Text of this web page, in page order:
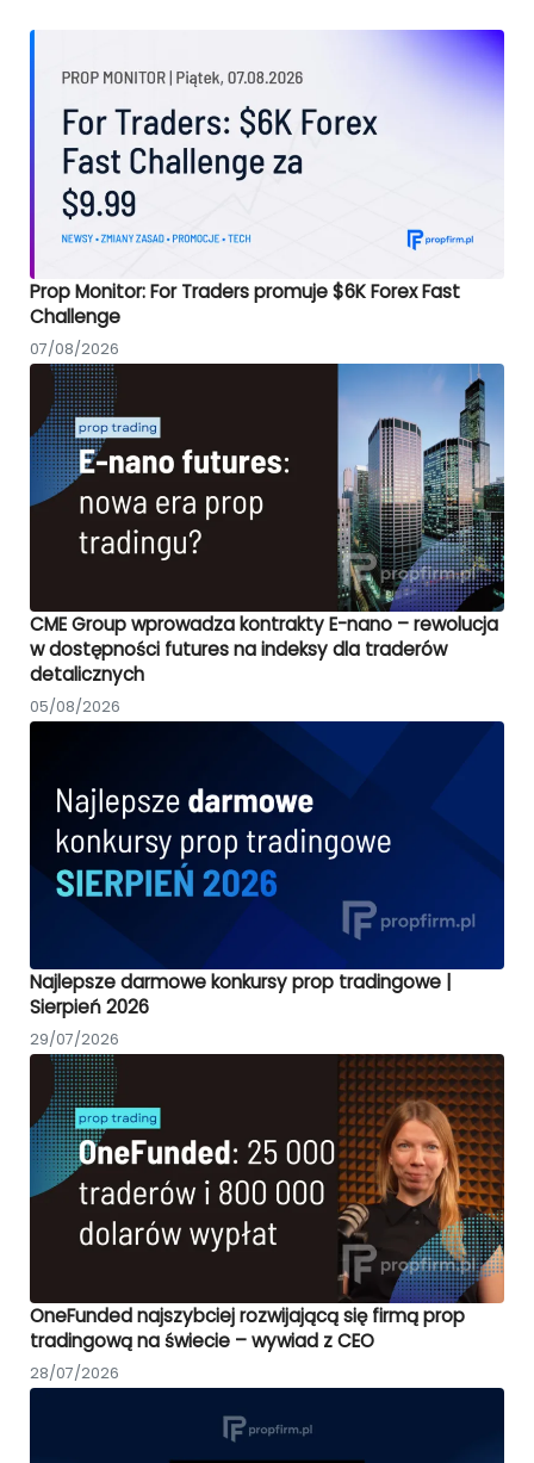
Prop Monitor: For Traders promuje $6K Forex Fast
Challenge
07/08/2026
CME Group wprowadza kontrakty E-nano – rewolucja
w dostępności futures na indeksy dla traderów
detalicznych
05/08/2026
Najlepsze darmowe konkursy prop tradingowe |
Sierpień 2026
29/07/2026
OneFunded najszybciej rozwijającą się firmą prop
tradingową na świecie – wywiad z CEO
28/07/2026